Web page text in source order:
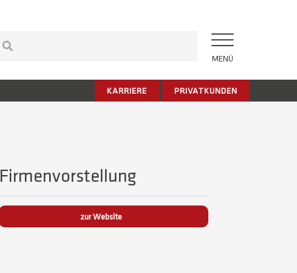
MENÜ
KARRIERE PRIVATKUNDEN
Firmenvorstellung
zur Website